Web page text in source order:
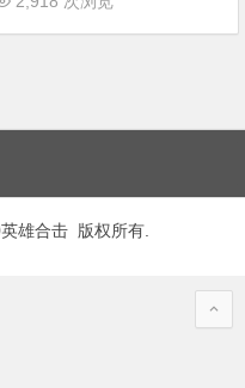
雄合击 版权所有.